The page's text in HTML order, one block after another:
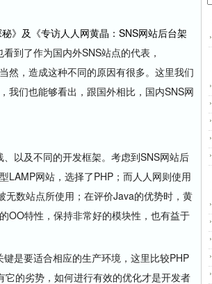
》及《专访人人网黄晶：SNS网站后台架
到了作为国内外SNS站点的代表，
然，造成这种不同的原因有很多。这里我们
我们也能够看出，跟国外相比，国内SNS网
以及不同的开发框架。考虑到SNS网站后
LAMP网站，选择了PHP；而人人网则使用
数站点所使用；在评价Java的优势时，黄
OO特性，保持非常好的模块性，也有益于
是要适合相应的生产环境，这里比较PHP
的劣势，如何进行有效的优化才是开发者